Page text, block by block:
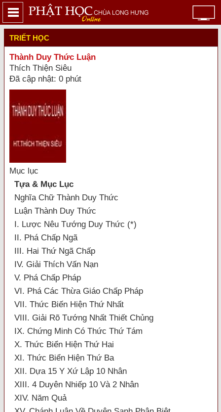
TRIẾT HỌC
Thành Duy Thức Luận
Thích Thiện Siêu
Đã cập nhật: 0 phút
Mục lục
Tựa & Mục Lục
Nghĩa Chữ Thành Duy Thức
Luận Thành Duy Thức
I. Lược Nêu Tướng Duy Thức (*)
II. Phá Chấp Ngã
III. Hai Thứ Ngã Chấp
IV. Giải Thích Vấn Nạn
V. Phá Chấp Pháp
VI. Phá Các Thừa Giáo Chấp Pháp
VII. Thức Biến Hiện Thứ Nhất
VIII. Giải Rõ Tướng Nhất Thiết Chủng
IX. Chứng Minh Có Thức Thứ Tám
X. Thức Biển Hiện Thứ Hai
XI. Thức Biển Hiện Thứ Ba
XII. Dựa 15 Y Xứ Lập 10 Nhân
XIII. 4 Duyên Nhiếp 10 Và 2 Nhân
XIV. Năm Quả